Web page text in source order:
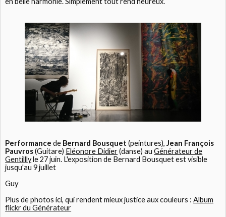
Performance de Bernard Bousquet (peintures),Jean François
Pauvros(Guitare) Eléonore Didier(danse) auGénérateur de
Gentilllyle 27 juin. L'exposition de Bernard Bousquet est visible
jusqu'au 9 juillet
Guy
Plus de photos ici, qui rendent mieux justice aux couleurs :Album
flickr du Générateur